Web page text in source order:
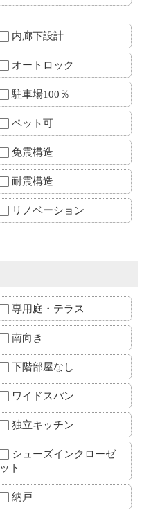
内廊下設計
オートロック
駐車場100％
ペット可
免震構造
耐震構造
リノベーション
専用庭・テラス
南向き
下階部屋なし
ワイドスパン
独立キッチン
シューズインクローゼ
ット
納戸